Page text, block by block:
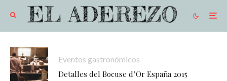
Eventos gastronómicos
Detalles del Bocuse d’Or España 2015